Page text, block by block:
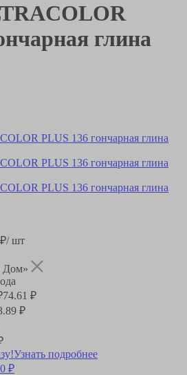
глина
₽/ шт
Дом»
74.61 ₽
₽
Узнать подробнее
₽